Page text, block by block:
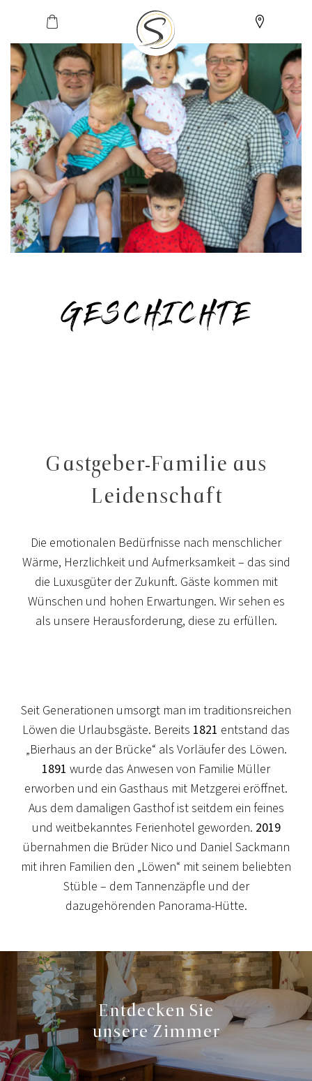
GESCHICHTE
Gastgeber-Familie aus
Leidenschaft
Die emotionalen Bedürfnisse nach menschlicher
Wärme, Herzlichkeit und Aufmerksamkeit – das sind
die Luxusgüter der Zukunft. Gäste kommen mit
Wünschen und hohen Erwartungen. Wir sehen es
als unsere Herausforderung, diese zu erfüllen.
Seit Generationen umsorgt man im traditionsreichen
Löwen die Urlaubsgäste. Bereits 1821 entstand das
„Bierhaus an der Brücke“ als Vorläufer des Löwen.
1891 wurde das Anwesen von Familie Müller
erworben und ein Gasthaus mit Metzgerei eröffnet.
Aus dem damaligen Gasthof ist seitdem ein feines
und weitbekanntes Ferienhotel geworden. 2019
übernahmen die Brüder Nico und Daniel Sackmann
mit ihren Familien den „Löwen“ mit seinem beliebten
Stüble – dem Tannenzäpfle und der
dazugehörenden Panorama-Hütte.
Entdecken Sie
unsere Zimmer
SAISONAL
FAMILIENZEIT, DIE ÜBERRASCHT!